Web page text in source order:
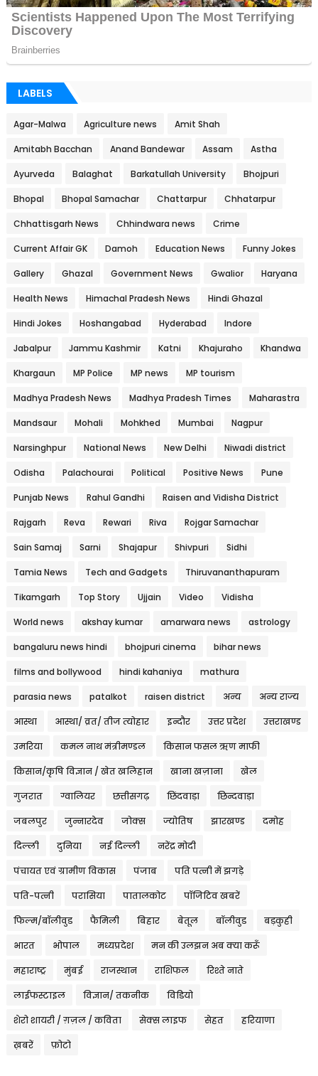
LABELS
Agar-Malwa Agriculture news Amit Shah
Amitabh Bacchan Anand Bandewar Assam Astha
Ayurveda Balaghat Barkatullah University Bhojpuri
Bhopal Bhopal Samachar Chattarpur Chhatarpur
Chhattisgarh News Chhindwara news Crime
Current Affair GK Damoh Education News Funny Jokes
Gallery Ghazal Government News Gwalior Haryana
Health News Himachal Pradesh News Hindi Ghazal
Hindi Jokes Hoshangabad Hyderabad Indore
Jabalpur Jammu Kashmir Katni Khajuraho Khandwa
Khargaun MP Police MP news MP tourism
Madhya Pradesh News Madhya Pradesh Times Maharastra
Mandsaur Mohali Mohkhed Mumbai Nagpur
Narsinghpur National News New Delhi Niwadi district
Odisha Palachourai Political Positive News Pune
Punjab News Rahul Gandhi Raisen and Vidisha District
Rajgarh Reva Rewari Riva Rojgar Samachar
Sain Samaj Sarni Shajapur Shivpuri Sidhi
Tamia News Tech and Gadgets Thiruvananthapuram
Tikamgarh Top Story Ujjain Video Vidisha
World news akshay kumar amarwara news astrology
bangaluru news hindi bhojpuri cinema bihar news
films and bollywood hindi kahaniya mathura
parasia news patalkot raisen district अन्य अन्य राज्य
आस्था आस्था/ व्रत/ तीज त्‍योहार इन्दौर उत्तर प्रदेश उत्तराखण्ड
उमरिया कमल नाथ मंत्रीमण्डल किसान फसल ऋण माफी
किसान/कृषि विज्ञान / खेत खलिहान खाना खज़ाना खेल
गुजरात ग्वालियर छत्तीसगढ़ छिंदवाड़ा छिन्दवाड़ा
जबलपुर जुन्नारदेव जोक्स ज्योतिष झारखण्ड दमोह
दिल्ली दुनिया नई दिल्ली नरेंद्र मोदी
पंचायत एवं ग्रामीण विकास पंजाब पति पत्नी में झगड़े
पति-पत्नी परासिया पातालकोट पॉजिटिव खबरें
फिल्म/बॉलीवुड फैमिली बिहार बेतूल बॉलीवुड बड़कुही
भारत भोपाल मध्यप्रदेश मन की उलझन अब क्या करूँ
महाराष्ट्र मुंबई राजस्थान राशिफल रिश्ते नाते
लाईफस्टाइल विज्ञान/ तकनीक विडियो
शेरो शायरी / ग़ज़ल / कविता सेक्स लाइफ सेहत हरियाणा
ख़बरें फ़ोटो